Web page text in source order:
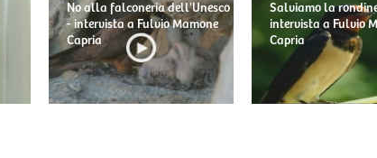
No alla falconeria dell'Unesco
- intervista a Fulvio Mamone
Capria
Salviamo la
intervista a Fulvio
Capria